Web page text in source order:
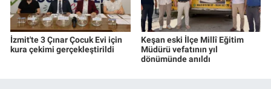
İzmit'te 3 Çınar Çocuk Evi için
kura çekimi gerçekleştirildi
Keşan eski İlçe Millî Eğitim
Müdürü vefatının yıl
dönümünde anıldı